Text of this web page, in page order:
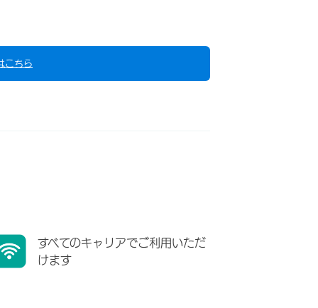
こちら
すべてのキャリアでご利用いただ
けます